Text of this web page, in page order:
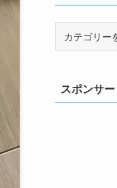
ースポンサ